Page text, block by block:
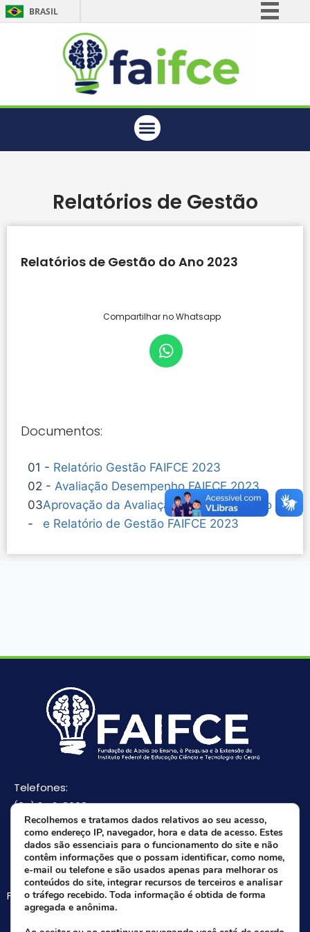
BRASIL
Participe
Relatórios de Gestão
Relatórios de Gestão do Ano 2023
Compartilhar no Whatsapp
Documentos:
01 - Relatório Gestão FAIFCE 2023
02 - Avaliação Desempenho FAIFCE 2023
03
-
Aprovação da Avaliação de Desempenho
e Relatório de Gestão FAIFCE 2023
Telefones:
(85) 3512-8668
(85) 9 8165-0582(Whatsapp)
E-mail:
faifce@faifce.ifce.edu.br
Fale agora com nossa equipe:
Whatsapp da FAIFCE
Recolhemos e tratamos dados relativos ao seu acesso,
como endereço IP, navegador, hora e data de acesso. Estes
dados são essenciais para o funcionamento do site e não
contêm informações que o possam identificar, como nome,
e-mail ou telefone e são usados apenas para melhorar os
conteúdos do site, integrar recursos de terceiros e analisar
o tráfego recebido. Toda informação é obtida de forma
agregada e anônima.